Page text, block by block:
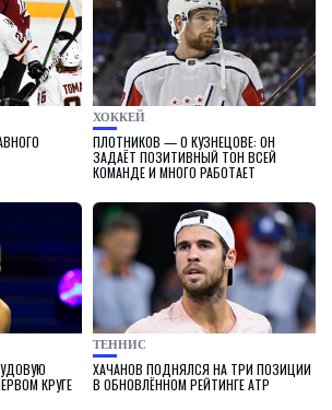
ХОККЕЙ
ПЛОТНИКОВ — О КУЗНЕЦОВЕ: ОН
ЗАДАЁТ ПОЗИТИВНЫЙ ТОН ВСЕЙ
КОМАНДЕ И МНОГО РАБОТАЕТ
КРУГЕ
ТЕННИС
ХАЧАНОВ ПОДНЯЛСЯ НА ТРИ ПОЗИЦИИ
В ОБНОВЛЁННОМ РЕЙТИНГЕ ATP